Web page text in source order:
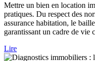
Mettre un bien en location
pratiques. Du respect des
assurance habitation, le
garantissant un cadre de vie
Lire